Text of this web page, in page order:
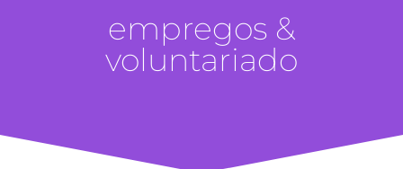
empregos &
voluntariado